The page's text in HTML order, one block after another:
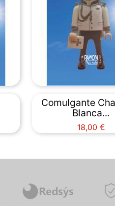
Comulgante
Blanca...
Precio
18,00 €